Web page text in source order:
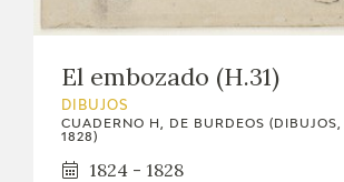
El embozado (H.31)
DIBUJOS
CUADERNO H, DE BURDEOS
1828)
1824 - 1828